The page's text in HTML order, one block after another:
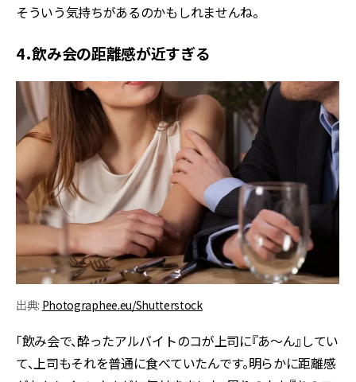
そういう気持ちがあるのかもしれませんね。
4．飲み会の距離感が近すぎる
出典: Photographee.eu/Shutterstock
「飲み会で、酔ったアルバイトのコが上司に『あ～ん』してい
て、上司もそれを普通に食べていたんです。明らかに距離感